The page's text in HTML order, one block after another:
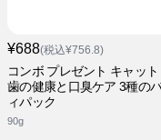
¥688(税込¥756.8)
コンボ プレゼント キャッ
歯の健康と口臭ケア 3種の
ィパック
90g